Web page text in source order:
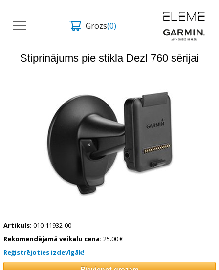
Grozs(0)
Stiprinājums pie stikla Dezl 760 sērijai
Artikuls: 010-11932-00
Rekomendējamā veikalu cena: 25.00 €
Reģistrējoties izdevīgāk!